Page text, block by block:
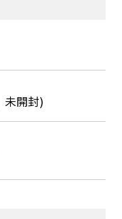
未開封)